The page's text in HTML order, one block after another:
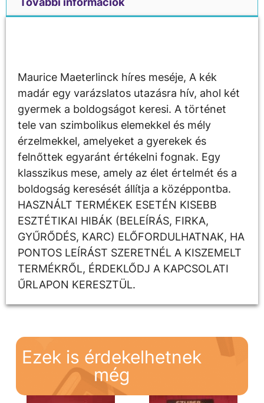
Maurice Maeterlinck híres meséje, A kék
madár egy varázslatos utazásra hív, ahol két
gyermek a boldogságot keresi. A történet
tele van szimbolikus elemekkel és mély
érzelmekkel, amelyeket a gyerekek és
felnőttek egyaránt értékelni fognak. Egy
klasszikus mese, amely az élet értelmét és a
boldogság keresését állítja a középpontba.
HASZNÁLT TERMÉKEK ESETÉN KISEBB
ESZTÉTIKAI HIBÁK (BELEÍRÁS, FIRKA,
GYŰRŐDÉS, KARC) ELŐFORDULHATNAK, HA
PONTOS LEÍRÁST SZERETNÉL A KISZEMELT
TERMÉKRŐL, ÉRDEKLŐDJ A KAPCSOLATI
ŰRLAPON KERESZTÜL.
Ezek is érdekelhetnek
még